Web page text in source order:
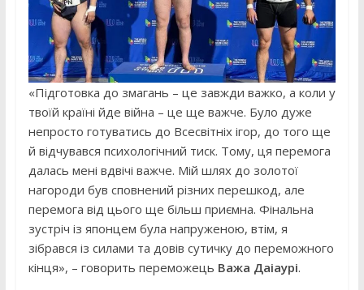
«Підготовка до змагань – це завжди важко, а коли у
твоїй країні йде війна – це ще важче. Було дуже
непросто готуватись до Всесвітніх ігор, до того ще
й відчувався психологічний тиск. Тому, ця перемога
далась мені вдвічі важче. Мій шлях до золотої
нагороди був сповнений різних перешкод, але
перемога від цього ще більш приємна. Фінальна
зустріч із японцем була напруженою, втім, я
зібрався із силами та довів сутичку до переможного
кінця», – говорить переможець Важа Даіаурі.